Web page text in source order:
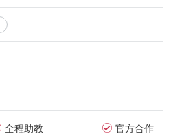
全程助教 官方合作